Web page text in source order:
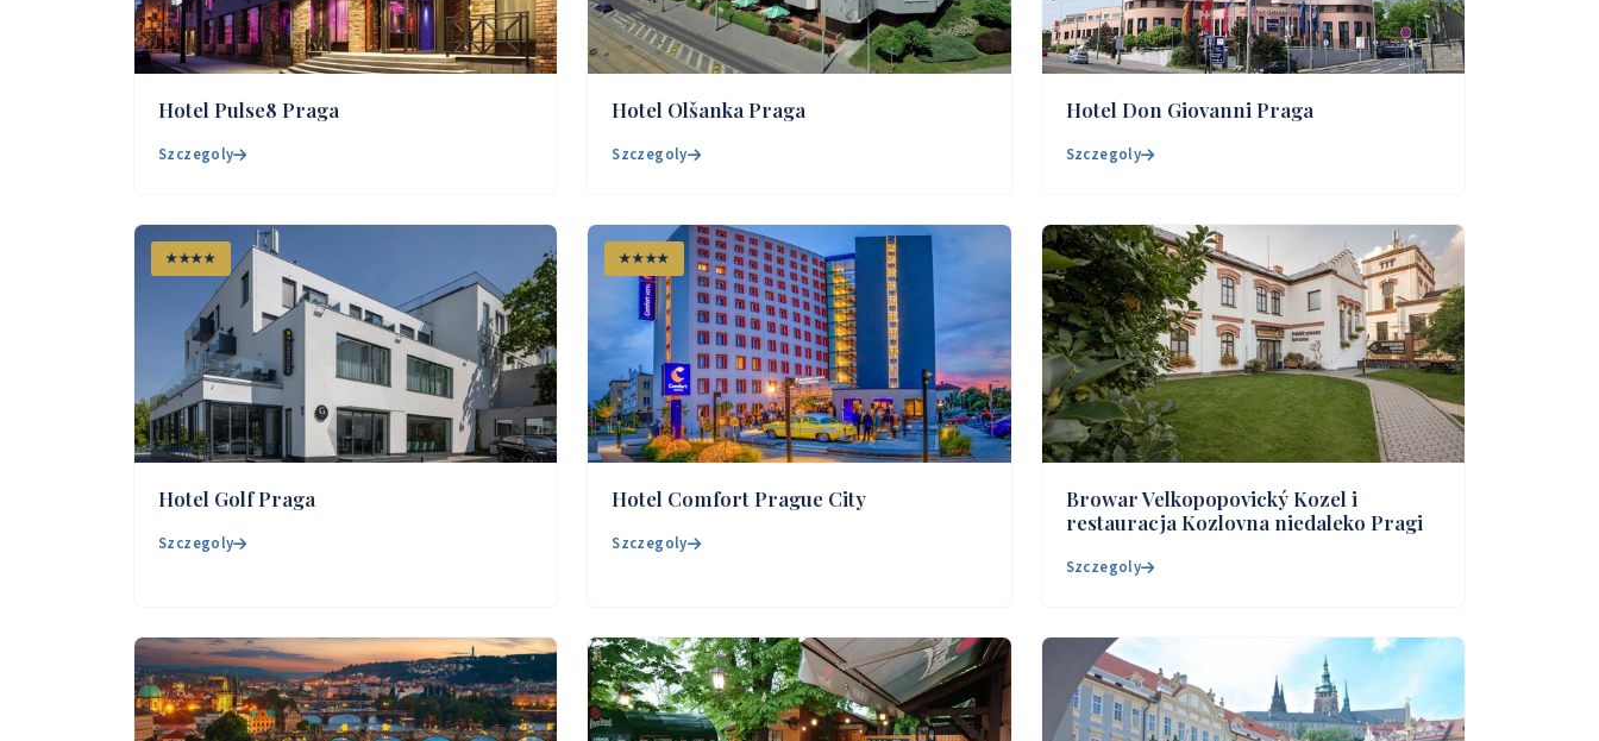
Hotel Pulse8 Praga
Szczegoly
Hotel Olšanka Praga
Szczegoly
Hotel Don Giovanni Praga
Szczegoly
★★★★
Hotel Golf Praga
Szczegoly
★★★★
Hotel Comfort Prague City
Szczegoly
Browar Velkopopovický Kozel i
restauracja Kozlovna niedaleko Pragi
Szczegoly